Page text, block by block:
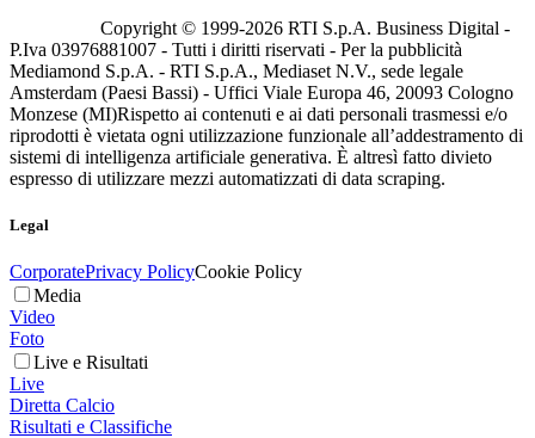
Copyright © 1999-2026 RTI S.p.A. Business Digital -
P.Iva 03976881007 - Tutti i diritti riservati - Per la pubblicità
Mediamond S.p.A. - RTI S.p.A., Mediaset N.V., sede legale
Amsterdam (Paesi Bassi) - Uffici Viale Europa 46, 20093 Cologno
Monzese (MI)Rispetto ai contenuti e ai dati personali trasmessi e/o
riprodotti è vietata ogni utilizzazione funzionale all’addestramento di
sistemi di intelligenza artificiale generativa. È altresì fatto divieto
espresso di utilizzare mezzi automatizzati di data scraping.
Legal
CorporatePrivacy PolicyCookie Policy
Media
Video
Foto
Live e Risultati
Live
Diretta Calcio
Risultati e Classifiche